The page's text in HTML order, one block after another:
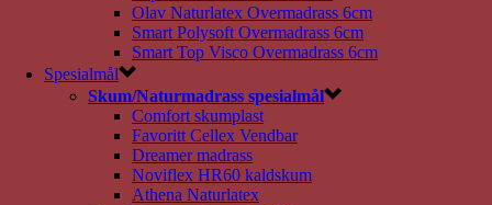
Olav Naturlatex Overmadrass 6cm
Smart Polysoft Overmadrass 6cm
Smart Top Visco Overmadrass 6cm
Spesialmål
Skum/Naturmadrass spesialmål
Comfort skumplast
Favoritt Cellex Vendbar
Dreamer madrass
Noviflex HR60 kaldskum
Athena Naturlatex